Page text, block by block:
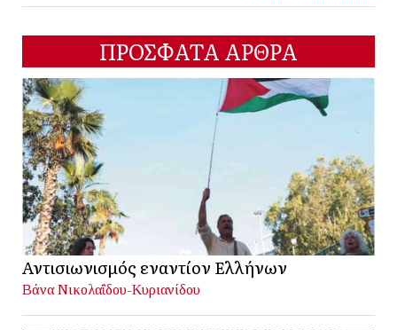
ΠΡΟΣΦΑΤΑ ΑΡΘΡΑ
Αντισιωνισμός εναντίον Ελλήνων
Βάνα Νικολαΐδου-Κυριανίδου